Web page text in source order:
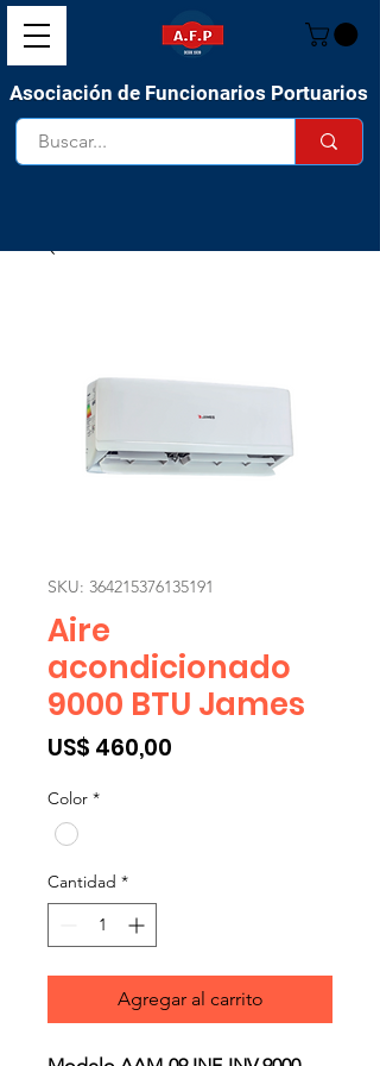
Asociación de Funcionarios Portuarios
SKU: 364215376135191
Aire
acondicionado
9000 BTU James
US$ 460,00
Color *
Cantidad *
Agregar al carrito